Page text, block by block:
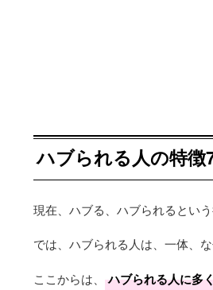
ハブられる人の特徴
現在、ハブる、ハブられるとい
では、ハブられる人は、一体、
ここからは、 ハブられる人に多